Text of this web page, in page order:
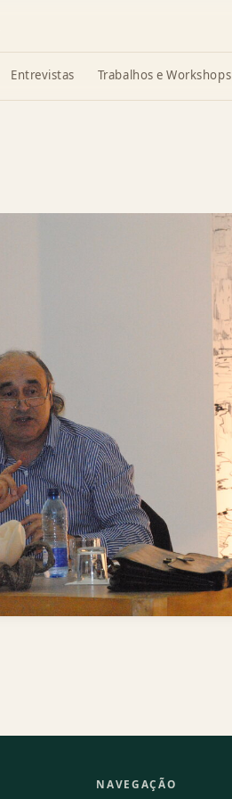
Entrevistas Trabalhos e Workshops
NAVEGAÇÃO